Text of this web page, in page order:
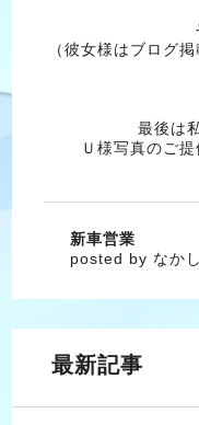
（彼女様はブログ
最後は
Ｕ様写真のご
新車営業
posted by なか
最新記事